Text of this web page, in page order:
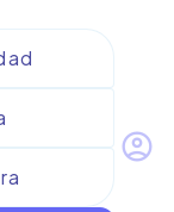
account_circle